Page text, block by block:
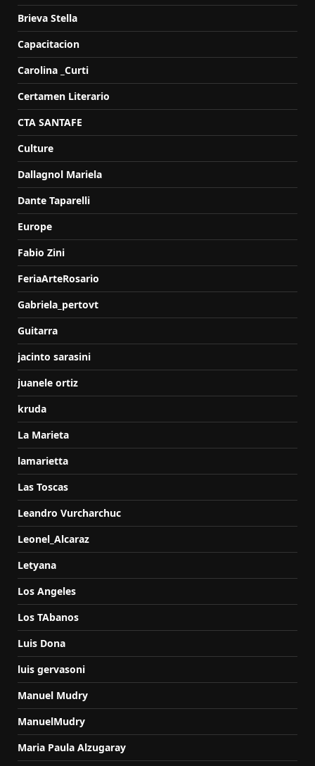
Brieva Stella
Capacitacion
Carolina _Curti
Certamen Literario
CTA SANTAFE
Culture
Dallagnol Mariela
Dante Taparelli
Europe
Fabio Zini
FeriaArteRosario
Gabriela_pertovt
Guitarra
jacinto sarasini
juanele ortiz
kruda
La Marieta
lamarietta
Las Toscas
Leandro Vurcharchuc
Leonel_Alcaraz
Letyana
Los Angeles
Los TAbanos
Luis Dona
luis gervasoni
Manuel Mudry
ManuelMudry
Maria Paula Alzugaray